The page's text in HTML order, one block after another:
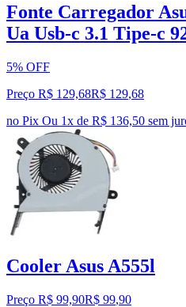
Fonte Carregador
Ua Usb-c 3.1 Tipe-c
5% OFF
Preço R$ 129,68R$ 129,68
no Pix Ou 1x de R$ 136,50 sem
Cooler Asus A555l
Preço R$ 99,90R$ 99,90